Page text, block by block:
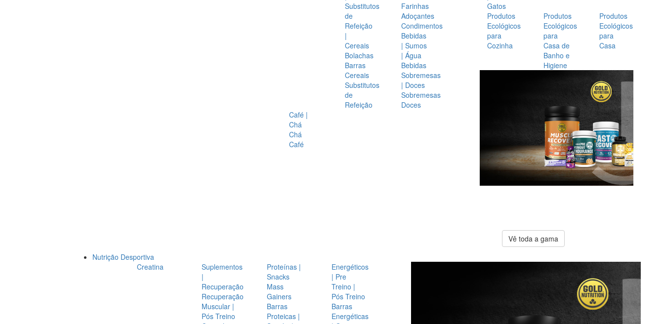
Substitutos
de
Refeição
|
Cereais
Bolachas
Barras
Cereais
Substitutos
de
Refeição
Farinhas
Adoçantes
Condimentos
Bebidas
| Sumos
| Água
Bebidas
Sobremesas
| Doces
Sobremesas
Doces
Café |
Chá
Chá
Café
Gatos
Produtos
Ecológicos
para
Cozinha
Produtos
Ecológicos
para
Casa de
Banho e
Higiene
Produtos
Ecológicos
para
Casa
Vê toda a gama
Nutrição Desportiva
Creatina
Suplementos
|
Recuperação
Recuperação
Muscular |
Pós Treino
Proteínas |
Snacks
Mass
Gainers
Barras
Proteicas |
Energéticos
| Pre
Treino |
Pós Treino
Barras
Energéticas